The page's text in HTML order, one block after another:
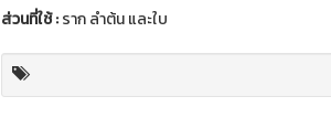
ส่วนที่ใช้:ราก ลำต้น และใบ